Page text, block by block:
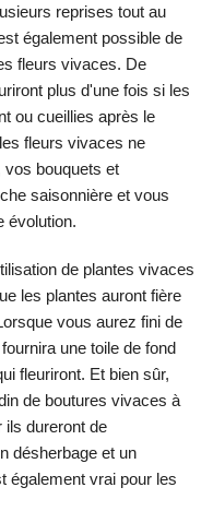
reprises tout au
également possible de
fleurs vivaces. De
plus d'une fois si les
ou cueillies après le
fleurs vivaces ne
bouquets et
saisonnière et vous
évolution.
de plantes vivaces
les plantes auront fière
vous aurez fini de
une toile de fond
fleuriront. Et bien sûr,
de boutures vivaces à
ils dureront de
désherbage et un
également vrai pour les